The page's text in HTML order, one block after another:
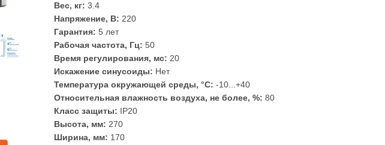
Вес, кг: 3.4
Напряжение, В: 220
Гарантия: 5 лет
Рабочая частота, Гц: 50
Время регулирования, мс: 20
Искажение синусоиды: Нет
Температура окружающей среды, °С: -10...+40
Относительная влажность воздуха, не более, %: 80
Класс защиты: IP20
Высота, мм: 270
Ширина, мм: 170